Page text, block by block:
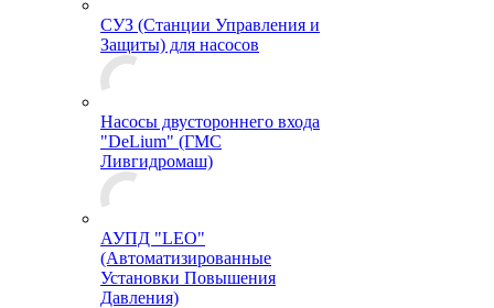
СУЗ (Станции Управления и
Защиты) для насосов
Насосы двустороннего входа
"DeLium" (ГМС
Ливгидромаш)
АУПД "LEO"
(Автоматизированные
Установки Повышения
Давления)